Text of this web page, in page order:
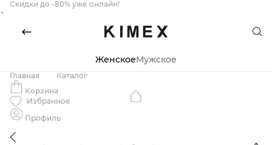
Скидки до -80% уже онлайн!
×
ЖенскоеМужское
Главная
Каталог
Корзина
Избранное
Профиль